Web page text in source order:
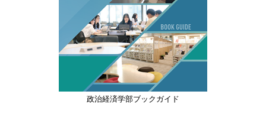
政治経済学部ブックガイド